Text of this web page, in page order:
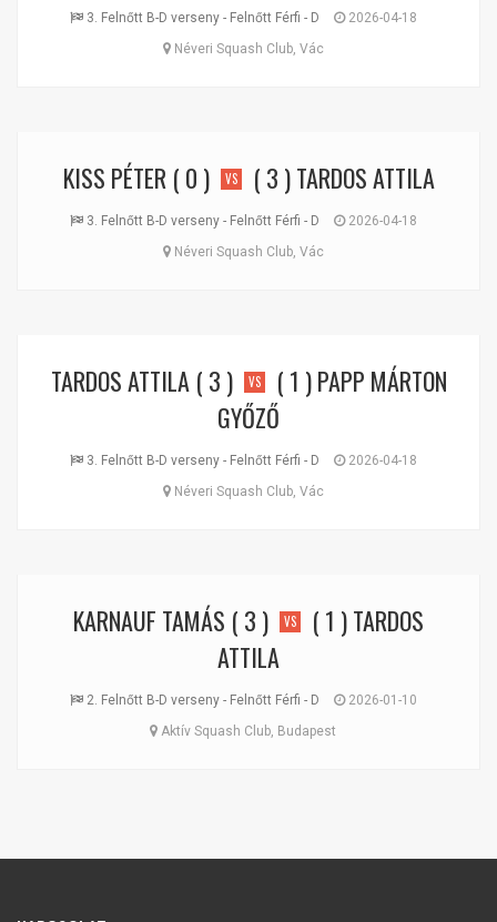
3. Felnőtt B-D verseny - Felnőtt Férfi - D
2026-04-18
Néveri Squash Club, Vác
KISS PÉTER ( 0 ) VS ( 3 )TARDOS ATTILA
3. Felnőtt B-D verseny - Felnőtt Férfi - D
2026-04-18
Néveri Squash Club, Vác
TARDOS ATTILA ( 3 ) VS ( 1 )PAPP MÁRTON
GYŐZŐ
3. Felnőtt B-D verseny - Felnőtt Férfi - D
2026-04-18
Néveri Squash Club, Vác
KARNAUF TAMÁS ( 3 ) VS ( 1 )TARDOS
ATTILA
2. Felnőtt B-D verseny - Felnőtt Férfi - D
2026-01-10
Aktív Squash Club, Budapest